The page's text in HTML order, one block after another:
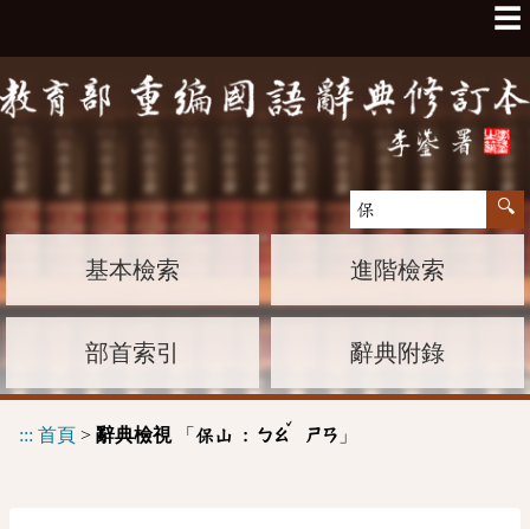
☰
基本檢索 進階檢索
部首索引 辭典附錄
::: 首頁 > 辭典檢視「 保山 : ㄅㄠ
ˇ
ㄕㄢ 」